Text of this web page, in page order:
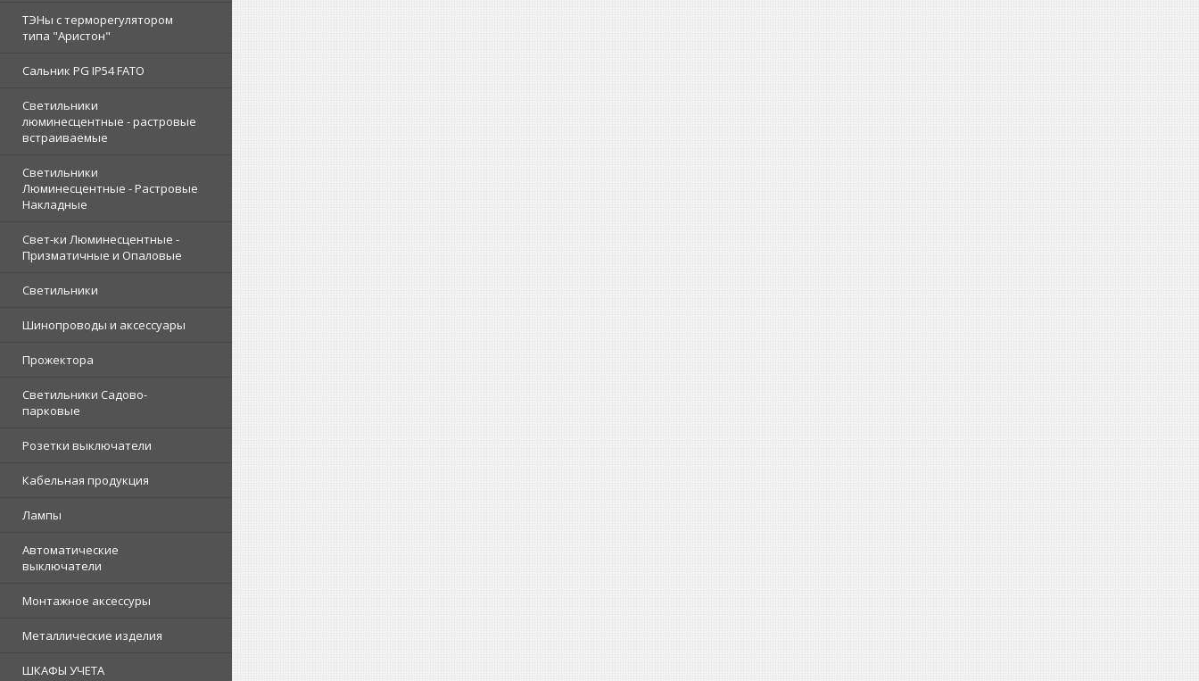
ТЭНы с терморегулятором
типа "Аристон"
Сальник PG IP54 FATO
Светильники
люминесцентные - растровые
встраиваемые
Светильники
Люминесцентные - Растровые
Накладные
Свет-ки Люминесцентные -
Призматичные и Опаловые
Светильники
Шинопроводы и аксессуары
Прожектора
Светильники Садово-
парковые
Розетки выключатели
Кабельная продукция
Лампы
Автоматические
выключатели
Монтажное аксессуры
Металлические изделия
ШКАФЫ УЧЕТА